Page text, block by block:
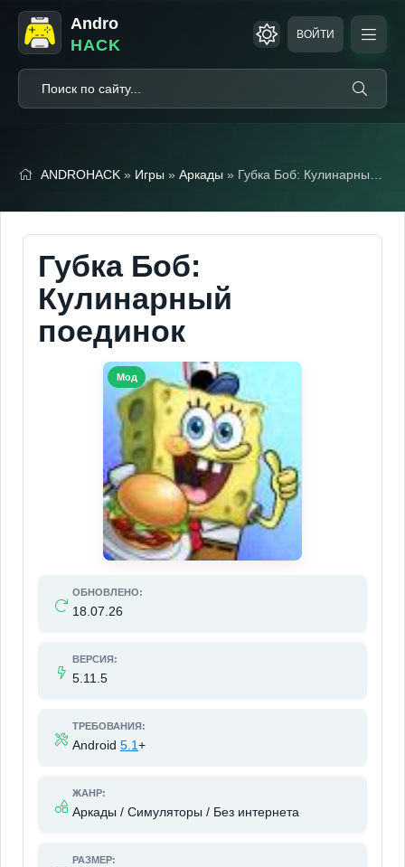
Andro
HACK
ВОЙТИ
ANDROHACK » Игры » Аркады » Губка Боб: Кулинарный поединок (Мод, Много камней)
Губка Боб:
Кулинарный
поединок
ОБНОВЛЕНО:
18.07.26
ВЕРСИЯ:
5.11.5
ТРЕБОВАНИЯ:
Android 5.1+
ЖАНР:
Аркады / Симуляторы / Без интернета
РАЗМЕР:
Мод